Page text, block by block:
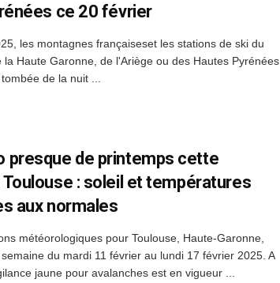
ce 20 février
les montagnes françaiseset les stations de ski du
la Haute Garonne, de l'Ariège ou des Hautes Pyrénées
de la nuit ...
presque de printemps cette
Toulouse : soleil et températures
aux normales
météorologiques pour Toulouse, Haute-Garonne,
du mardi 11 février au lundi 17 février 2025. A
jaune pour avalanches est en vigueur ...